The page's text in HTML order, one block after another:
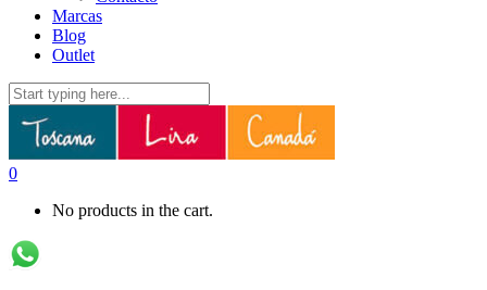
Marcas
Blog
Outlet
0
No products in the cart.